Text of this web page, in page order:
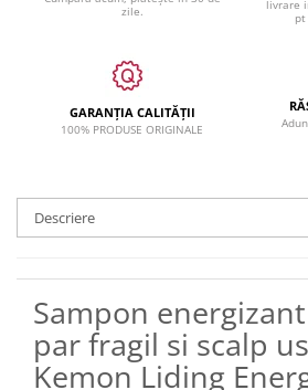
zile.
livrare
pt
GARANȚIA CALITĂȚII
100% PRODUSE ORIGINALE
Descriere
Sampon
par fragil si scalp
Kemon Liding